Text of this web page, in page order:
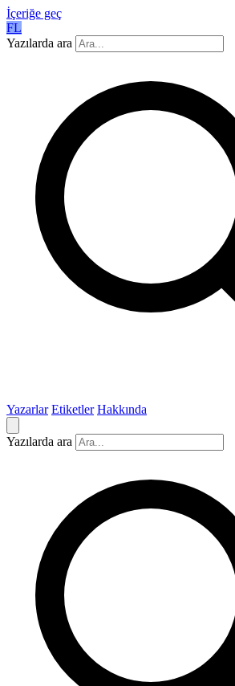
İçeriğe geç
FL
Yazılarda ara
Yazarlar Etiketler Hakkında
Yazılarda ara